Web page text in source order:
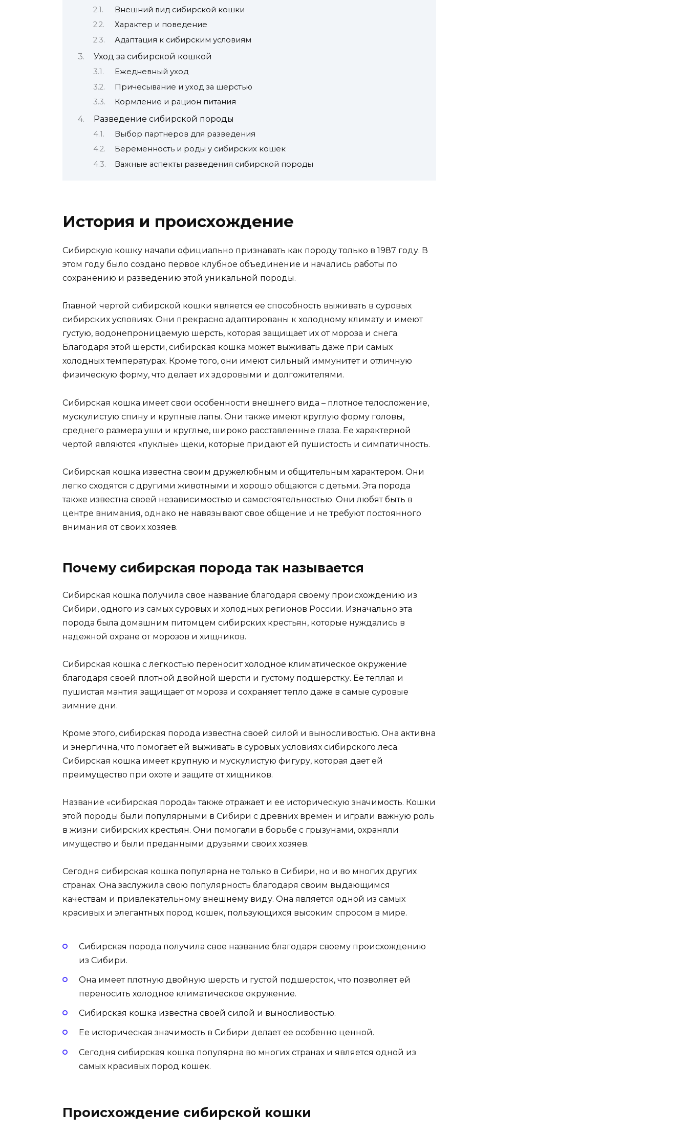
Внешний вид сибирской кошки
Характер и поведение
Адаптация к сибирским условиям
Уход за сибирской кошкой
Ежедневный уход
Причесывание и уход за шерстью
Кормление и рацион питания
Разведение сибирской породы
Выбор партнеров для разведения
Беременность и роды у сибирских кошек
Важные аспекты разведения сибирской породы
История и происхождение
Сибирскую кошку начали официально признавать как породу только в 1987 году. В
этом году было создано первое клубное объединение и начались работы по
сохранению и разведению этой уникальной породы.
Главной чертой сибирской кошки является ее способность выживать в суровых
сибирских условиях. Они прекрасно адаптированы к холодному климату и имеют
густую, водонепроницаемую шерсть, которая защищает их от мороза и снега.
Благодаря этой шерсти, сибирская кошка может выживать даже при самых
холодных температурах. Кроме того, они имеют сильный иммунитет и отличную
физическую форму, что делает их здоровыми и долгожителями.
Сибирская кошка имеет свои особенности внешнего вида – плотное телосложение,
мускулистую спину и крупные лапы. Они также имеют круглую форму головы,
среднего размера уши и круглые, широко расставленные глаза. Ее характерной
чертой являются «пуклые» щеки, которые придают ей пушистость и симпатичность.
Сибирская кошка известна своим дружелюбным и общительным характером. Они
легко сходятся с другими животными и хорошо общаются с детьми. Эта порода
также известна своей независимостью и самостоятельностью. Они любят быть в
центре внимания, однако не навязывают свое общение и не требуют постоянного
внимания от своих хозяев.
Почему сибирская порода так называется
Сибирская кошка получила свое название благодаря своему происхождению из
Сибири, одного из самых суровых и холодных регионов России. Изначально эта
порода была домашним питомцем сибирских крестьян, которые нуждались в
надежной охране от морозов и хищников.
Сибирская кошка с легкостью переносит холодное климатическое окружение
благодаря своей плотной двойной шерсти и густому подшерстку. Ее теплая и
пушистая мантия защищает от мороза и сохраняет тепло даже в самые суровые
зимние дни.
Кроме этого, сибирская порода известна своей силой и выносливостью. Она активна
и энергична, что помогает ей выживать в суровых условиях сибирского леса.
Сибирская кошка имеет крупную и мускулистую фигуру, которая дает ей
преимущество при охоте и защите от хищников.
Название «сибирская порода» также отражает и ее историческую значимость. Кошки
этой породы были популярными в Сибири с древних времен и играли важную роль
в жизни сибирских крестьян. Они помогали в борьбе с грызунами, охраняли
имущество и были преданными друзьями своих хозяев.
Сегодня сибирская кошка популярна не только в Сибири, но и во многих других
странах. Она заслужила свою популярность благодаря своим выдающимся
качествам и привлекательному внешнему виду. Она является одной из самых
красивых и элегантных пород кошек, пользующихся высоким спросом в мире.
Сибирская порода получила свое название благодаря своему происхождению
из Сибири.
Она имеет плотную двойную шерсть и густой подшерсток, что позволяет ей
переносить холодное климатическое окружение.
Сибирская кошка известна своей силой и выносливостью.
Ее историческая значимость в Сибири делает ее особенно ценной.
Сегодня сибирская кошка популярна во многих странах и является одной из
самых красивых пород кошек.
Происхождение сибирской кошки